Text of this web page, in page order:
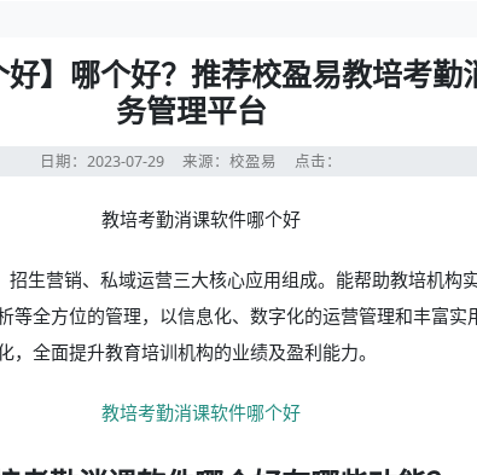
个好】哪个好？推荐校盈易教培考勤消课软
好】哪个好？推荐校盈易教培考
务管理平台
日期：2023-07-29 来源：校盈易 点击：
招生营销、私域运营三大核心应用组成。能帮助教培机构
等全方位的管理，以信息化、数字化的运营管理和丰富实
全面提升教育培训机构的业绩及盈利能力。